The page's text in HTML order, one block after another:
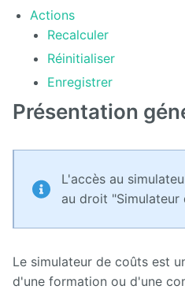
Installation,
administration
et
paramétrage
d'Ametys ODF
ODF
pilotage
de
Releases
Actions
Recalculer
Réinitialiser
Enregistrer
Présentation
L'accès au
au droit "Simulateur
Le simulateur de coûts est
d'une formation ou d'une